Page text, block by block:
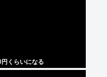
くらいになる